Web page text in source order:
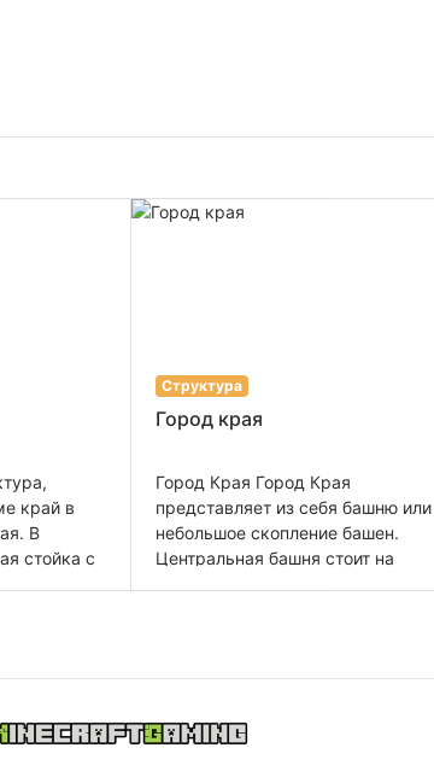
край в
В
стойка с
По
может
Структура
Город края
Город Края Город Края
представляет из себя башню или
небольшое скопление башен.
Центральная башня стоит на
нужно прыгать с башни на
уникальных мобов этой